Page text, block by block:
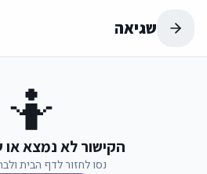
שגיאה
🤷
הקישור לא נמצא או
נסו לחזור לדף הבית